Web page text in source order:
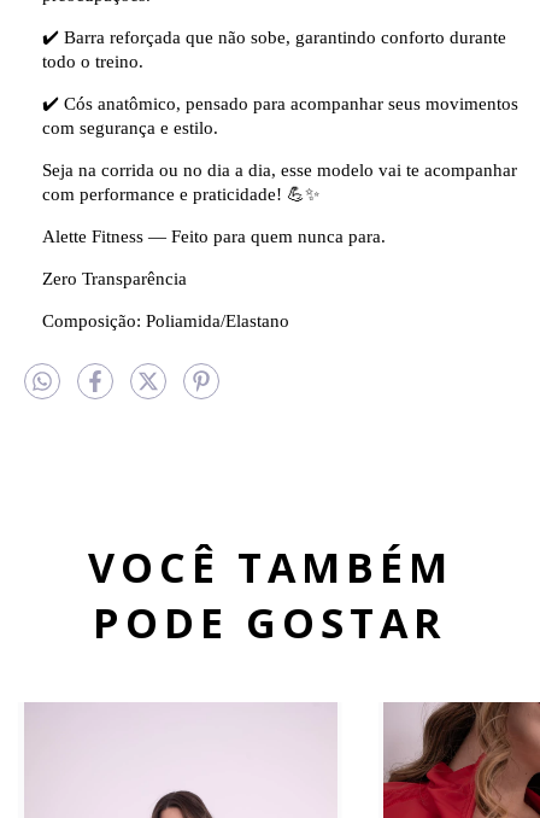
✔️ Barra reforçada que não sobe, garantindo conforto durante
todo o treino.
✔️ Cós anatômico, pensado para acompanhar seus movimentos
com segurança e estilo.
Seja na corrida ou no dia a dia, esse modelo vai te acompanhar
com performance e praticidade! 💪✨
Alette Fitness — Feito para quem nunca para.
Zero Transparência
Composição: Poliamida/Elastano
VOCÊ TAMBÉM
PODE GOSTAR